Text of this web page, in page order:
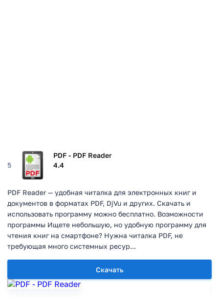
5
PDF - PDF Reader
4.4
Скачать
PDF Reader — удобная читалка для электронных книг и
документов в форматах PDF, DjVu и других. Скачать и
использовать программу можно бесплатно. Возможности
программы Ищете небольшую, но удобную программу для
чтения книг на смартфоне? Нужна читалка PDF, не
требующая много системных ресур...